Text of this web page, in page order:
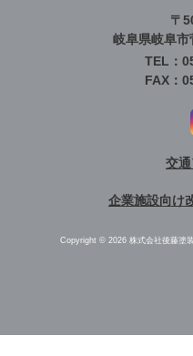
〒
岐阜県岐阜
TEL：
FAX：
交
企業施設向け
Copyright © 2026 株式会社後藤塗